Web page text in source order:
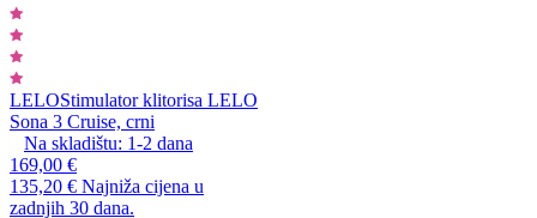
LELOStimulator klitorisa LELO
Sona 3 Cruise, crni
Na skladištu: 1-2 dana
169,00 €
135,20 € Najniža cijena u
zadnjih 30 dana.